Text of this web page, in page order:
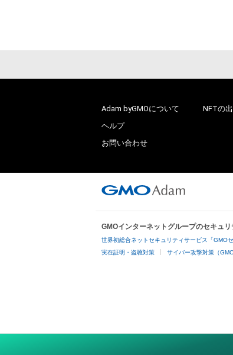
Adam byGMOについて
ヘルプ
お問い合わせ
NFTの出
GMOインターネットグループのセキュ
世界初総合ネットセキュリティサービス「GMO
実在証明・盗聴対策 サイバー攻撃対策（